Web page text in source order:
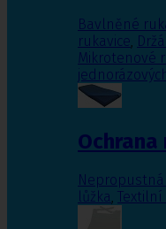
Bavlněné
rukavice,
Mikrotenové
Nepropustná
lůžka,